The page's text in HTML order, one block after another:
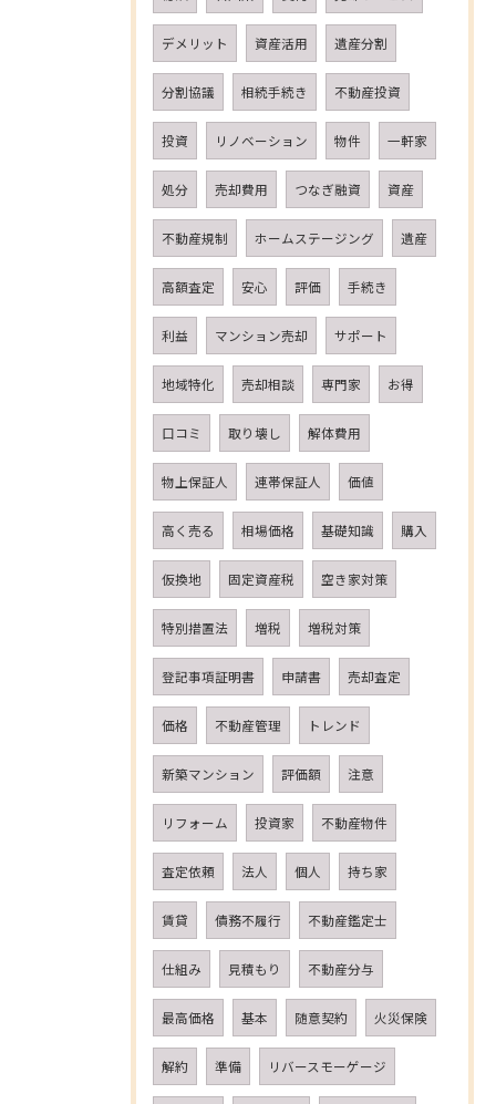
デメリット 資産活用 遺産分割
分割協議 相続手続き 不動産投資
投資 リノベーション 物件 一軒家
処分 売却費用 つなぎ融資 資産
不動産規制 ホームステージング 遺産
高額査定 安心 評価 手続き
利益 マンション売却 サポート
地域特化 売却相談 専門家 お得
口コミ 取り壊し 解体費用
物上保証人 連帯保証人 価値
高く売る 相場価格 基礎知識 購入
仮換地 固定資産税 空き家対策
特別措置法 増税 増税対策
登記事項証明書 申請書 売却査定
価格 不動産管理 トレンド
新築マンション 評価額 注意
リフォーム 投資家 不動産物件
査定依頼 法人 個人 持ち家
賃貸 債務不履行 不動産鑑定士
仕組み 見積もり 不動産分与
最高価格 基本 随意契約 火災保険
解約 準備 リバースモーゲージ